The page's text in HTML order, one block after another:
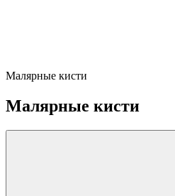
Малярные кисти
Малярные кисти